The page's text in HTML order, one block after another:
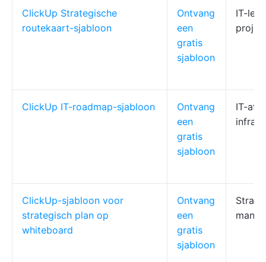
ClickUp Strategische
routekaart-sjabloon
Ontvang
een
gratis
sjabloon
IT-
ClickUp IT-roadmap-sjabloon
Ontvang
een
gratis
sjabloon
IT-
ClickUp-sjabloon voor
strategisch plan op
whiteboard
Ontvang
een
gratis
sjabloon